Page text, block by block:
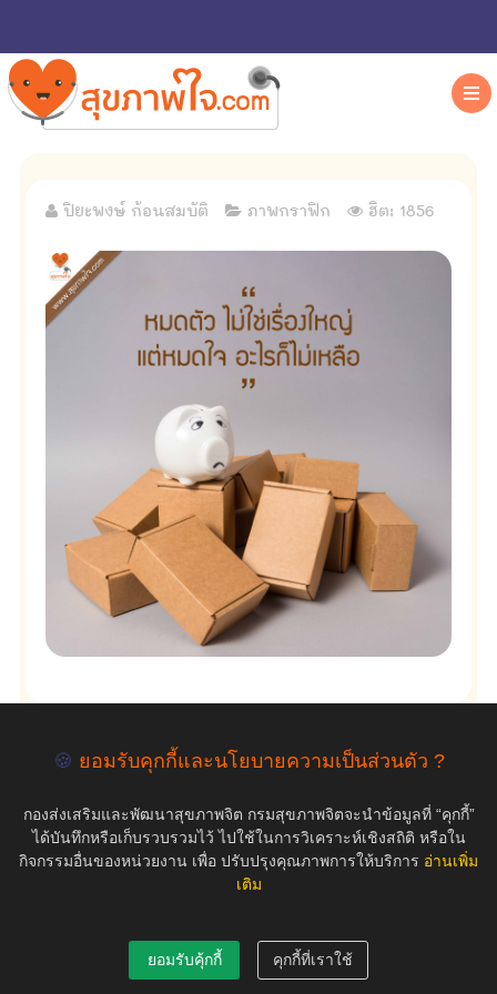
ปิยะพงษ์ ก้อนสมบัติ ภาพกราฟิก ฮิต: 1856
empty
🍪 ยอมรับคุกกี้และนโยบายความเป็นส่วนตัว ?
กองส่งเสริมและพัฒนาสุขภาพจิต กรมสุขภาพจิตจะนำข้อมูลที่ “คุกกี้”
ได้บันทึกหรือเก็บรวบรวมไว้ ไปใช้ในการวิเคราะห์เชิงสถิติ หรือใน
กิจกรรมอื่นของหน่วยงาน เพื่อ ปรับปรุงคุณภาพการให้บริการ อ่านเพิ่ม
เติม
ยอมรับคุ้กกี้ คุกกี้ที่เราใช้